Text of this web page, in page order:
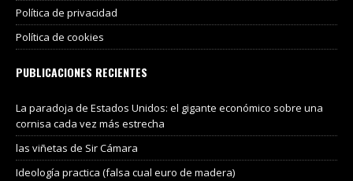
Política de privacidad
Política de cookies
PUBLICACIONES RECIENTES
La paradoja de Estados Unidos: el gigante económico sobre una
cornisa cada vez más estrecha
las viñetas de Sir Cámara
Ideología practica (falsa cual euro de madera)